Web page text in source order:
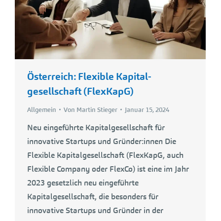
Österreich: Flexible Kapital­
gesellschaft (FlexKapG)
Allgemein Von Martin Stieger Januar 15, 2024
Neu eingeführte Kapitalgesellschaft für
innovative Startups und Gründer:innen Die
Flexible Kapitalgesellschaft (FlexKapG, auch
Flexible Company oder FlexCo) ist eine im Jahr
2023 gesetzlich neu eingeführte
Kapitalgesellschaft, die besonders für
innovative Startups und Gründer in der